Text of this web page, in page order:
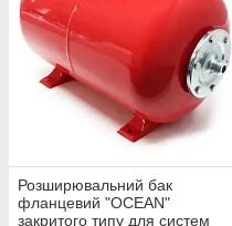
Розширювальний бак
фланцевий "OCEAN"
закритого типу для систем